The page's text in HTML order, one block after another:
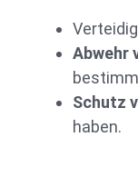
Abwehr
Schutz
haben.